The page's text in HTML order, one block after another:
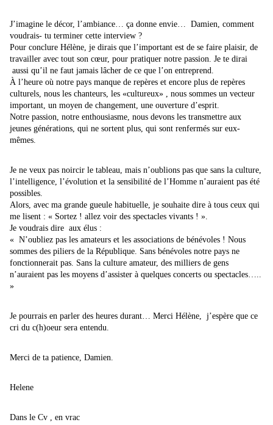
J’imagine le décor, l’ambiance… ça donne envie… Damien, comment
voudrais- tu terminer cette interview ?
Pour conclure Hélène, je dirais que l’important est de se faire plaisir, de
travailler avec tout son cœur, pour pratiquer notre passion. Je te dirai
aussi qu’il ne faut jamais lâcher de ce que l’on entreprend.
À l’heure où notre pays manque de repères et encore plus de repères
culturels, nous les chanteurs, les «cultureux» , nous sommes un vecteur
important, un moyen de changement, une ouverture d’esprit.
Notre passion, notre enthousiasme, nous devons les transmettre aux
jeunes générations, qui ne sortent plus, qui sont renfermés sur eux-
mêmes.
Je ne veux pas noircir le tableau, mais n’oublions pas que sans la culture,
l’intelligence, l’évolution et la sensibilité de l’Homme n’auraient pas été
possibles.
Alors, avec ma grande gueule habituelle, je souhaite dire à tous ceux qui
me lisent : « Sortez ! allez voir des spectacles vivants ! ».
Je voudrais dire aux élus :
« N’oubliez pas les amateurs et les associations de bénévoles ! Nous
sommes des piliers de la République. Sans bénévoles notre pays ne
fonctionnerait pas. Sans la culture amateur, des milliers de gens
n’auraient pas les moyens d’assister à quelques concerts ou spectacles…..
»
Je pourrais en parler des heures durant… Merci Hélène, j’espère que ce
cri du c(h)oeur sera entendu.
Merci de ta patience, Damien.
Helene
Dans le Cv , en vrac